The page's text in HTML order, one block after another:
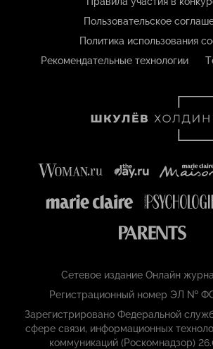
Пользовательское
Политика использования
Рекомендательные технологии
Сетевое издание Онлайн
Регистрационный номер ЭЛ №
Зарегистрировано Федеральной
сфере связи, информационных
коммуникаций (Роскомнадзор)